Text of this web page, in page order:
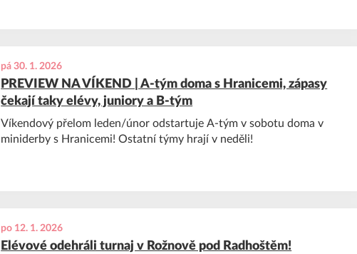
pá 30. 1. 2026
PREVIEW NA VÍKEND | A-tým doma s Hranicemi, zápasy
čekají taky elévy, juniory a B-tým
Víkendový přelom leden/únor odstartuje A-tým v sobotu doma v
miniderby s Hranicemi! Ostatní týmy hrají v neděli!
po 12. 1. 2026
Elévové odehráli turnaj v Rožnově pod Radhoštěm!